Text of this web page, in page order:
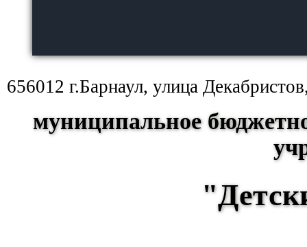
656012 г.Барнаул, улица
муниципальное